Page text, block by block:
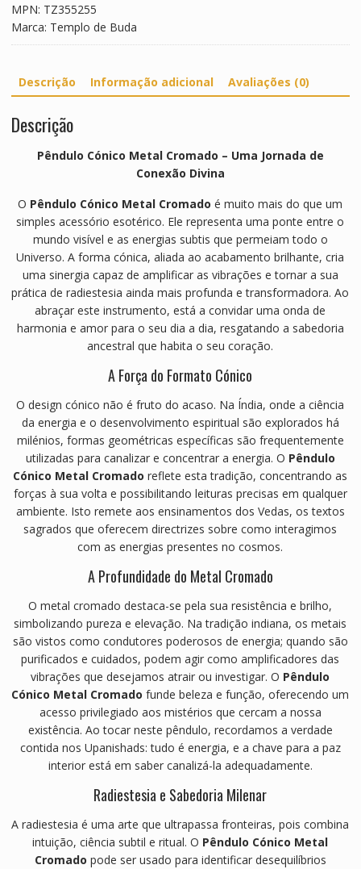
MPN: TZ355255
Marca: Templo de Buda
Descrição Informação adicional Avaliações (0)
Descrição
Pêndulo Cónico Metal Cromado – Uma Jornada de
Conexão Divina
O Pêndulo Cónico Metal Cromado é muito mais do que um
simples acessório esotérico. Ele representa uma ponte entre o
mundo visível e as energias subtis que permeiam todo o
Universo. A forma cónica, aliada ao acabamento brilhante, cria
uma sinergia capaz de amplificar as vibrações e tornar a sua
prática de radiestesia ainda mais profunda e transformadora. Ao
abraçar este instrumento, está a convidar uma onda de
harmonia e amor para o seu dia a dia, resgatando a sabedoria
ancestral que habita o seu coração.
A Força do Formato Cónico
O design cónico não é fruto do acaso. Na Índia, onde a ciência
da energia e o desenvolvimento espiritual são explorados há
milénios, formas geométricas específicas são frequentemente
utilizadas para canalizar e concentrar a energia. O Pêndulo
Cónico Metal Cromado reflete esta tradição, concentrando as
forças à sua volta e possibilitando leituras precisas em qualquer
ambiente. Isto remete aos ensinamentos dos Vedas, os textos
sagrados que oferecem directrizes sobre como interagimos
com as energias presentes no cosmos.
A Profundidade do Metal Cromado
O metal cromado destaca-se pela sua resistência e brilho,
simbolizando pureza e elevação. Na tradição indiana, os metais
são vistos como condutores poderosos de energia; quando são
purificados e cuidados, podem agir como amplificadores das
vibrações que desejamos atrair ou investigar. O Pêndulo
Cónico Metal Cromado funde beleza e função, oferecendo um
acesso privilegiado aos mistérios que cercam a nossa
existência. Ao tocar neste pêndulo, recordamos a verdade
contida nos Upanishads: tudo é energia, e a chave para a paz
interior está em saber canalizá-la adequadamente.
Radiestesia e Sabedoria Milenar
A radiestesia é uma arte que ultrapassa fronteiras, pois combina
intuição, ciência subtil e ritual. O Pêndulo Cónico Metal
Cromado pode ser usado para identificar desequilíbrios